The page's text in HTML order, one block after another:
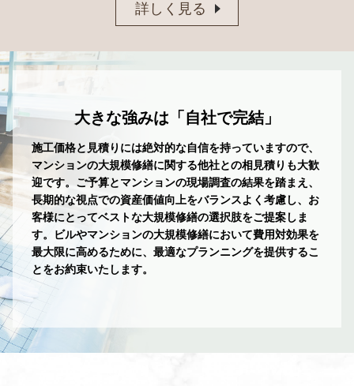
詳しく見る
大きな強みは「自社で完結」
施工価格と見積りには絶対的な自信を持っていますので、
マンションの大規模修繕に関する他社との相見積りも大歓
迎です。ご予算とマンションの現場調査の結果を踏まえ、
長期的な視点での資産価値向上をバランスよく考慮し、お
客様にとってベストな大規模修繕の選択肢をご提案しま
す。ビルやマンションの大規模修繕において費用対効果を
最大限に高めるために、最適なプランニングを提供するこ
とをお約束いたします。